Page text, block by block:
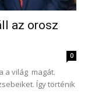
az orosz
0
a világ magát.
Így történik